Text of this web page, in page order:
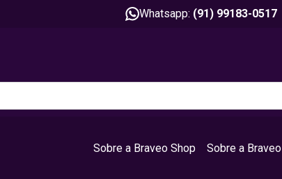
Whatsapp: (91) 99183-0517
Sobre a Braveo Shop Sobre a Braveo